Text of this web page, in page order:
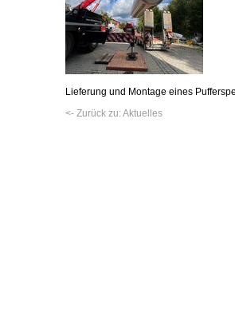
Lieferung und Montage eines
<- Zurück zu: Aktuelles